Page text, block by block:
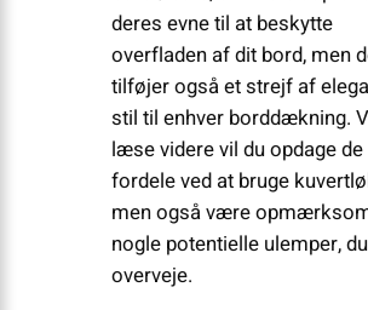
deres evne til at beskytte
overfladen af ​​dit bord, men
tilføjer også et strejf af
stil til enhver borddækning.
læse videre vil du opdage
fordele ved at bruge
men også være
nogle potentielle ulemper,
overveje.